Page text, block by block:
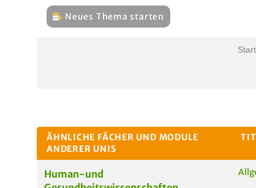
Neues Thema starten
ÄHNLICHE FÄCHER UND MODULE
ANDERER UNIS
Human-und